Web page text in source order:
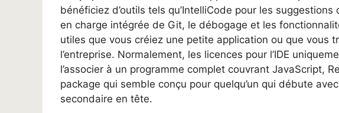
bénéficiez d’outils tels qu’IntelliCode pour les
en charge intégrée de Git, le débogage et les
utiles que vous créiez une petite application ou que vous
l’entreprise. Normalement, les licences pour l’IDE
l’associer à un programme complet couvrant JavaScript,
package qui semble conçu pour quelqu’un qui débute
secondaire en tête.